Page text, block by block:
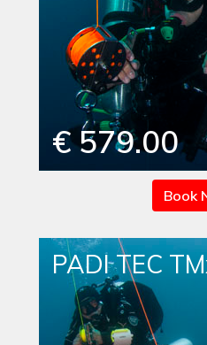
€ 579.00
Book
PADI TEC